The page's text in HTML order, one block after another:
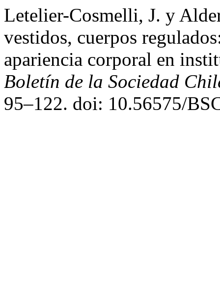
Letelier-Cosmelli, J. y
vestidos, cuerpos
apariencia corporal en
Boletín de la Sociedad
95–122. doi: 10.56575/